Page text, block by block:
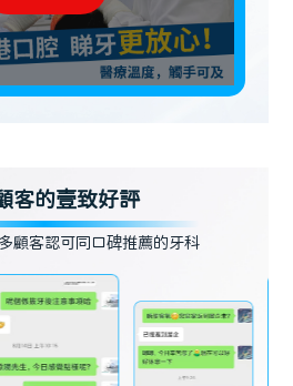
客的壹致好評
顧客認可同口碑推薦的牙科